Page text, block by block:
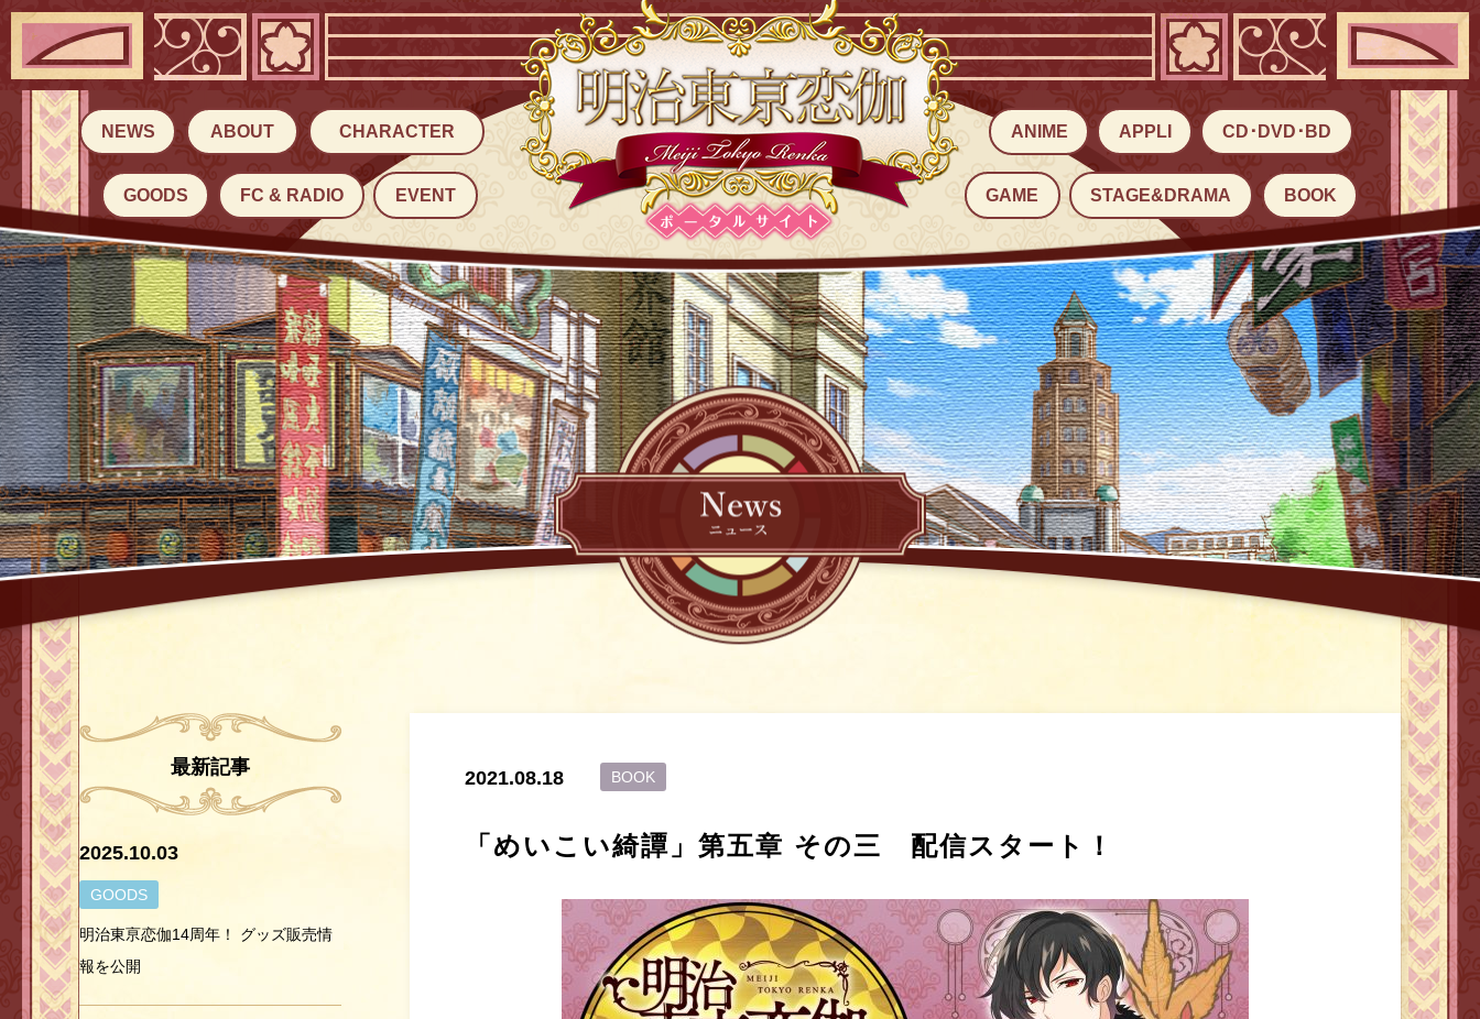
NEWS ABOUT CHARACTER ANIME APPLI CD･DVD･BD
GOODS FC & RADIO EVENT GAME STAGE&DRAMA BOOK
2021.08.18 BOOK
「めいこい綺譚」第五章 その三 配信スタート！
最新記事
2025.10.03
GOODS
明治東亰恋伽14周年！ グッズ販売情
報を公開